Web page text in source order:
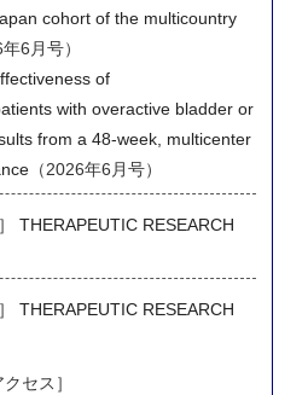
cohort of the multicountry
6月号）
of
with overactive bladder or
from a 48-week, multicenter
（2026年6月号）
THERAPEUTIC RESEARCH
THERAPEUTIC RESEARCH
セス］